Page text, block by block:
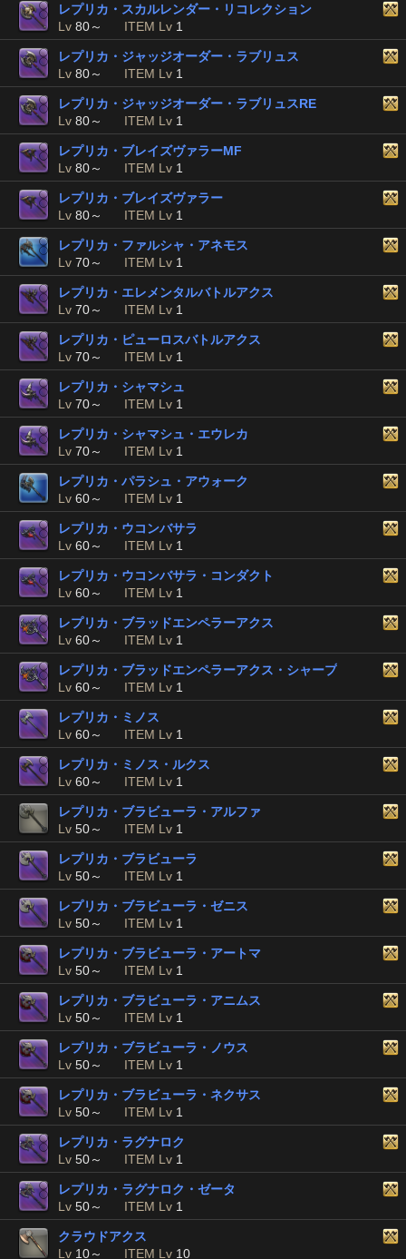
レプリカ・スカルレンダー・リコレクション
Lv 80～ ITEM Lv 1
レプリカ・ジャッジオーダー・ラブリュス
Lv 80～ ITEM Lv 1
レプリカ・ジャッジオーダー・ラブリュスRE
Lv 80～ ITEM Lv 1
レプリカ・ブレイズヴァラーMF
Lv 80～ ITEM Lv 1
レプリカ・ブレイズヴァラー
Lv 80～ ITEM Lv 1
レプリカ・ファルシャ・アネモス
Lv 70～ ITEM Lv 1
レプリカ・エレメンタルバトルアクス
Lv 70～ ITEM Lv 1
レプリカ・ピューロスバトルアクス
Lv 70～ ITEM Lv 1
レプリカ・シャマシュ
Lv 70～ ITEM Lv 1
レプリカ・シャマシュ・エウレカ
Lv 70～ ITEM Lv 1
レプリカ・パラシュ・アウォーク
Lv 60～ ITEM Lv 1
レプリカ・ウコンバサラ
Lv 60～ ITEM Lv 1
レプリカ・ウコンバサラ・コンダクト
Lv 60～ ITEM Lv 1
レプリカ・ブラッドエンペラーアクス
Lv 60～ ITEM Lv 1
レプリカ・ブラッドエンペラーアクス・シャープ
Lv 60～ ITEM Lv 1
レプリカ・ミノス
Lv 60～ ITEM Lv 1
レプリカ・ミノス・ルクス
Lv 60～ ITEM Lv 1
レプリカ・ブラビューラ・アルファ
Lv 50～ ITEM Lv 1
レプリカ・ブラビューラ
Lv 50～ ITEM Lv 1
レプリカ・ブラビューラ・ゼニス
Lv 50～ ITEM Lv 1
レプリカ・ブラビューラ・アートマ
Lv 50～ ITEM Lv 1
レプリカ・ブラビューラ・アニムス
Lv 50～ ITEM Lv 1
レプリカ・ブラビューラ・ノウス
Lv 50～ ITEM Lv 1
レプリカ・ブラビューラ・ネクサス
Lv 50～ ITEM Lv 1
レプリカ・ラグナロク
Lv 50～ ITEM Lv 1
レプリカ・ラグナロク・ゼータ
Lv 50～ ITEM Lv 1
クラウドアクス
Lv 10～ ITEM Lv 10